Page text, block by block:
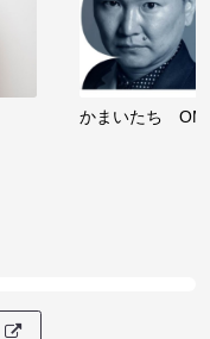
かまいたち